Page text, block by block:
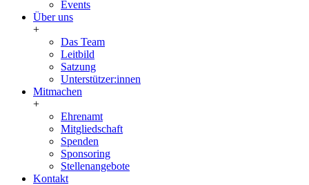
Events
Über uns
+
Das Team
Leitbild
Satzung
Unterstützer:innen
Mitmachen
+
Ehrenamt
Mitgliedschaft
Spenden
Sponsoring
Stellenangebote
Kontakt